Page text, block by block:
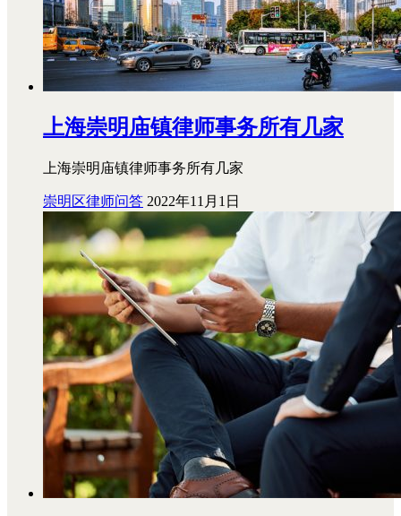
上海崇明庙镇律师事务所有几家
上海崇明庙镇律师事务所有几家
崇明区律师问答 2022年11月1日